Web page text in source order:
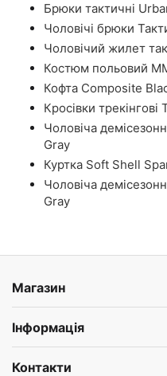
Брюки тактичні
Чоловічі брюки
Чоловічий жилет
Костюм польовий
Кофта Composite
Кросівки трекінгові
Чоловіча
Gray
Куртка Soft Shell
Чоловіча
Gray
Магазин
Інформація
Контакти